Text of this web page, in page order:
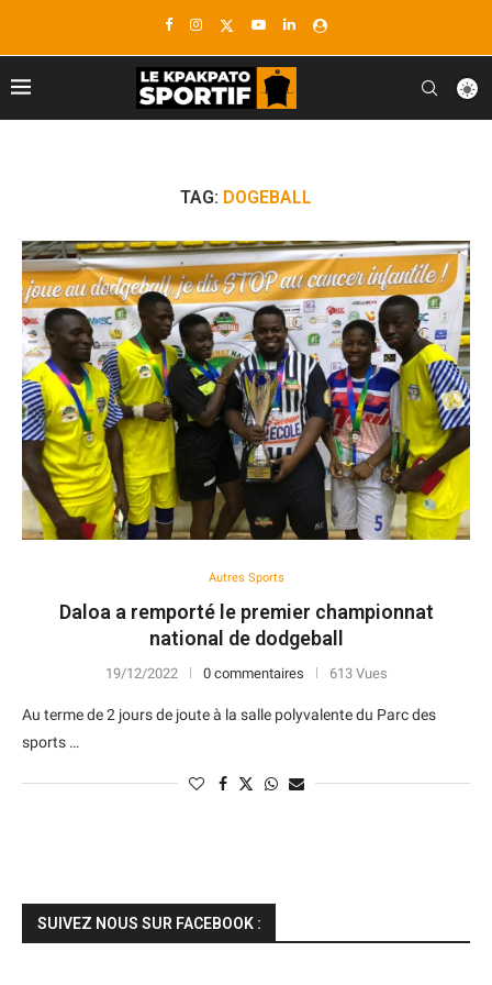
TAG: DOGEBALL
Autres Sports
Daloa a remporté le premier championnat
national de dodgeball
19/12/2022 0 commentaires 613 Vues
Au terme de 2 jours de joute à la salle polyvalente du Parc des
sports …
SUIVEZ NOUS SUR FACEBOOK :